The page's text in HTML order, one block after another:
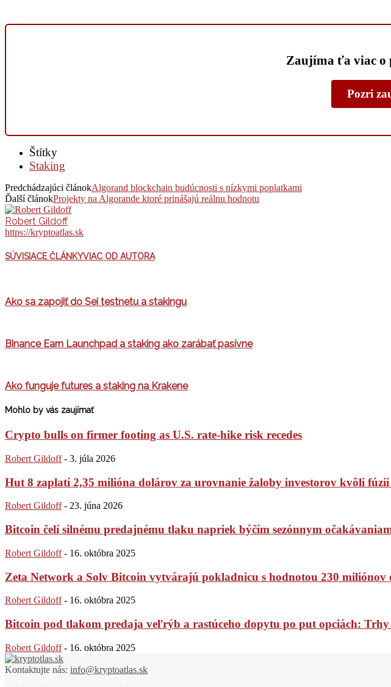
Zaujíma ťa viac o
Pozri
Štítky
Staking
Predchádzajúci článokAlgorand blockchain budúcnosti s nízkymi poplatkami
Ďalší článokProjekty na Algorande ktoré prinášajú reálnu hodnotu
Robert Gildoff
https://kryptoatlas.sk
SÚVISIACE ČLÁNKYVIAC OD AUTORA
Ako sa zapojiť do Sei testnetu a stakingu
Binance Earn Launchpad a staking ako zarábať pasívne
Ako funguje futures a staking na Krakene
Mohlo by vás zaujímať
Crypto bulls on firmer footing as U.S. rate-hike risk recedes
Robert Gildoff - 3. júla 2026
Hut 8 zaplatí 2,35 milióna dolárov za urovnanie žaloby investorov kvôli fúzii
Robert Gildoff - 23. júna 2026
Bitcoin čelí silnému predajnému tlaku napriek býčím sezónnym
Robert Gildoff - 16. októbra 2025
Zeta Network a Solv Bitcoin vytvárajú pokladnicu s hodnotou 230 miliónov
Robert Gildoff - 16. októbra 2025
Bitcoin pod tlakom predaja veľrýb a rastúceho dopytu po put opciách: Trhy
Robert Gildoff - 16. októbra 2025
Kontaktujte nás: info@kryptoatlas.sk